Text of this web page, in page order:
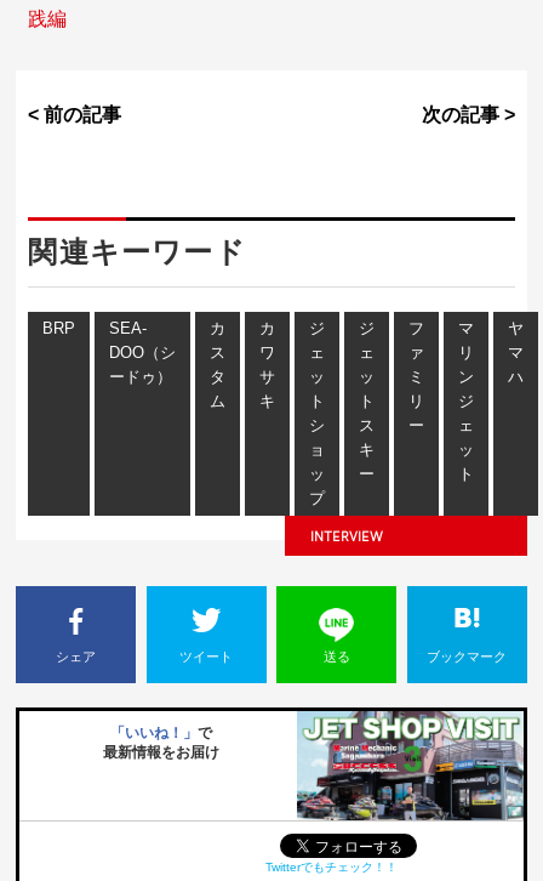
践編
< 前の記事 次の記事 >
関連キーワード
BRP
SEA-
DOO（シ
ードゥ）
カ
ス
タ
ム
カ
ワ
サ
キ
ジ
ェ
ッ
ト
シ
ョ
ッ
プ
ジ
ェ
ッ
ト
ス
キ
ー
フ
ァ
ミ
リ
ー
マ
リ
ン
ジ
ェ
ッ
ト
ヤ
マ
ハ
INTERVIEW
シェア ツイート 送る ブックマーク
「いいね！」 で
最新情報をお届け
Twitterでもチェック！！